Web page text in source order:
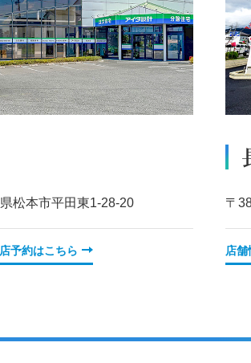
松本市平田東1-28-20
予約はこちら
〒
店舗